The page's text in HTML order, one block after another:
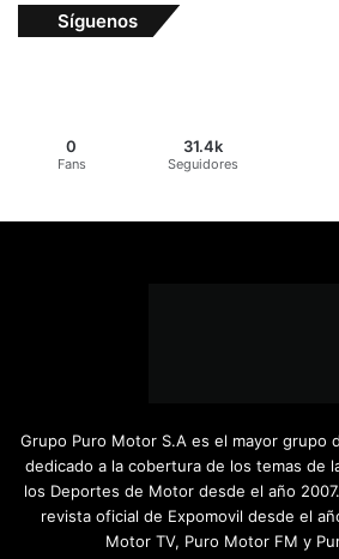
Síguenos
0
Fans
31.4k
Seguidores
Grupo Puro Motor S.A es el mayor grupo
dedicado a la cobertura de los temas de
los Deportes de Motor desde el año
revista oficial de Expomovil desde el
Motor TV, Puro Motor FM y